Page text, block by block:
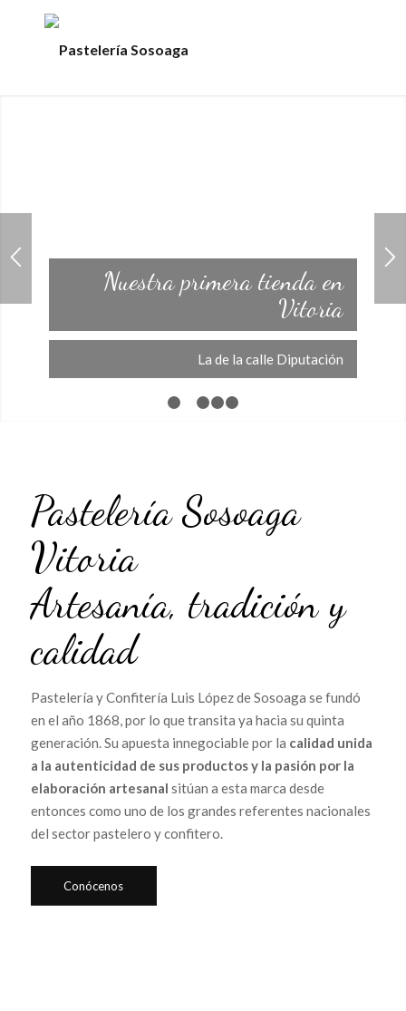
Pastelería Sosoaga
Vitoria
Artesanía, tradición y
calidad
Pastelería y Confitería Luis López de Sosoaga se fundó
en el año 1868, por lo que transita ya hacia su quinta
generación. Su apuesta innegociable por la calidad unida
a la autenticidad de sus productos y la pasión por la
elaboración artesanal sitúan a esta marca desde
entonces como uno de los grandes referentes nacionales
del sector pastelero y confitero.
Conócenos